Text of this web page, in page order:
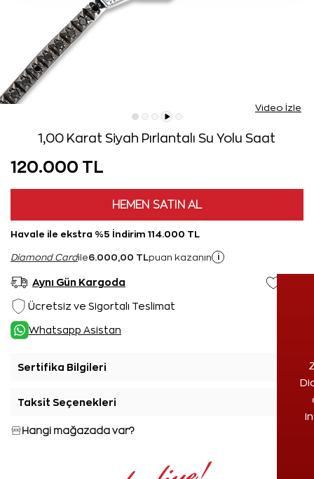
Video İzle
1,00 Karat Siyah Pırlantalı Su Yolu Saat
120.000 TL
HEMEN SATIN AL
Havale ile ekstra %5 İndirim 114.000 TL
Diamond Cardile6.000,00 TL puan kazanın i
Aynı Gün Kargoda
Ücretsiz ve Sigortalı Teslimat
Whatsapp Asistan
Sertifika Bilgileri
Taksit Seçenekleri
Hangi mağazada var?